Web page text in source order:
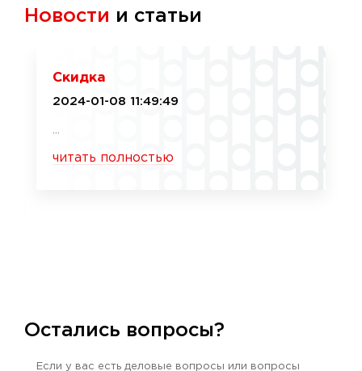
Новости и статьи
Скидка
2024-01-08 11:49:49
читать полностью
Остались вопросы?
Если у вас есть деловые вопросы или вопросы